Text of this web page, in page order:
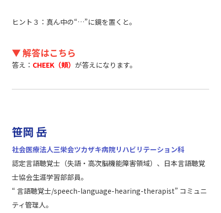
ヒント３：真ん中の“…”に鏡を置くと。
▼ 解答はこちら
答え： CHEEK（頬） が答えになります。
笹岡 岳
社会医療法人三栄会ツカザキ病院リハビリテーション科
認定言語聴覚士（失語・高次脳機能障害領域）、日本言語聴覚
士協会生涯学習部部員。
“ 言語聴覚士/speech-language-hearing-therapist” コミュニ
ティ管理人。